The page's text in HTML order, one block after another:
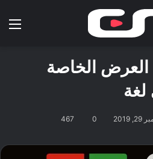
العرض الخاصة
لغة
0
467